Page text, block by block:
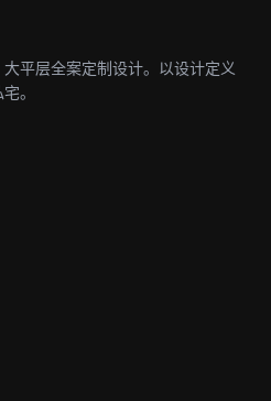
平层全案定制设计。以设计定义
。